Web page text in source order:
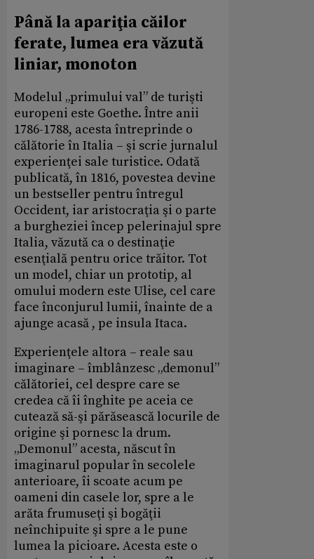
Până la apariţia căilor
ferate, lumea era văzută
liniar, monoton
Modelul „primului val” de turişti
europeni este Goethe. Între anii
1786-1788, acesta întreprinde o
călătorie în Italia – şi scrie jurnalul
experienţei sale turistice. Odată
publicată, în 1816, povestea devine
un bestseller pentru întregul
Occident, iar aristocraţia şi o parte
a burgheziei încep pelerinajul spre
Italia, văzută ca o destinaţie
esenţială pentru orice trăitor. Tot
un model, chiar un prototip, al
omului modern este Ulise, cel care
face înconjurul lumii, înainte de a
ajunge acasă , pe insula Itaca.
Experienţele altora – reale sau
imaginare – îmblânzesc „demonul”
călătoriei, cel despre care se
credea că îi înghite pe aceia ce
cutează să-şi părăsească locurile de
origine şi pornesc la drum.
„Demonul” acesta, născut în
imaginarul popular în secolele
anterioare, îi scoate acum pe
oameni din casele lor, spre a le
arăta frumuseţi şi bogăţii
neînchipuite şi spre a le pune
lumea la picioare. Acesta este o